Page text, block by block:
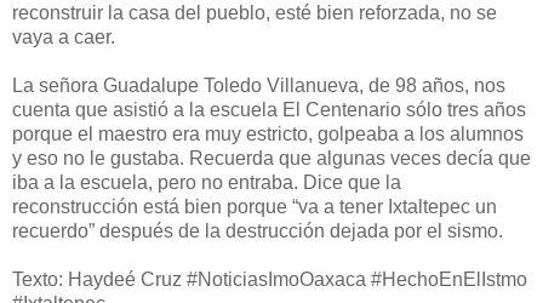
reconstruir la casa del pueblo, esté bien reforzada, no se
vaya a caer.
La señora Guadalupe Toledo Villanueva, de 98 años, nos
cuenta que asistió a la escuela El Centenario sólo tres años
porque el maestro era muy estricto, golpeaba a los alumnos
y eso no le gustaba. Recuerda que algunas veces decía que
iba a la escuela, pero no entraba. Dice que la
reconstrucción está bien porque “va a tener Ixtaltepec un
recuerdo” después de la destrucción dejada por el sismo.
Texto: Haydeé Cruz #NoticiasImoOaxaca #HechoEnElIstmo